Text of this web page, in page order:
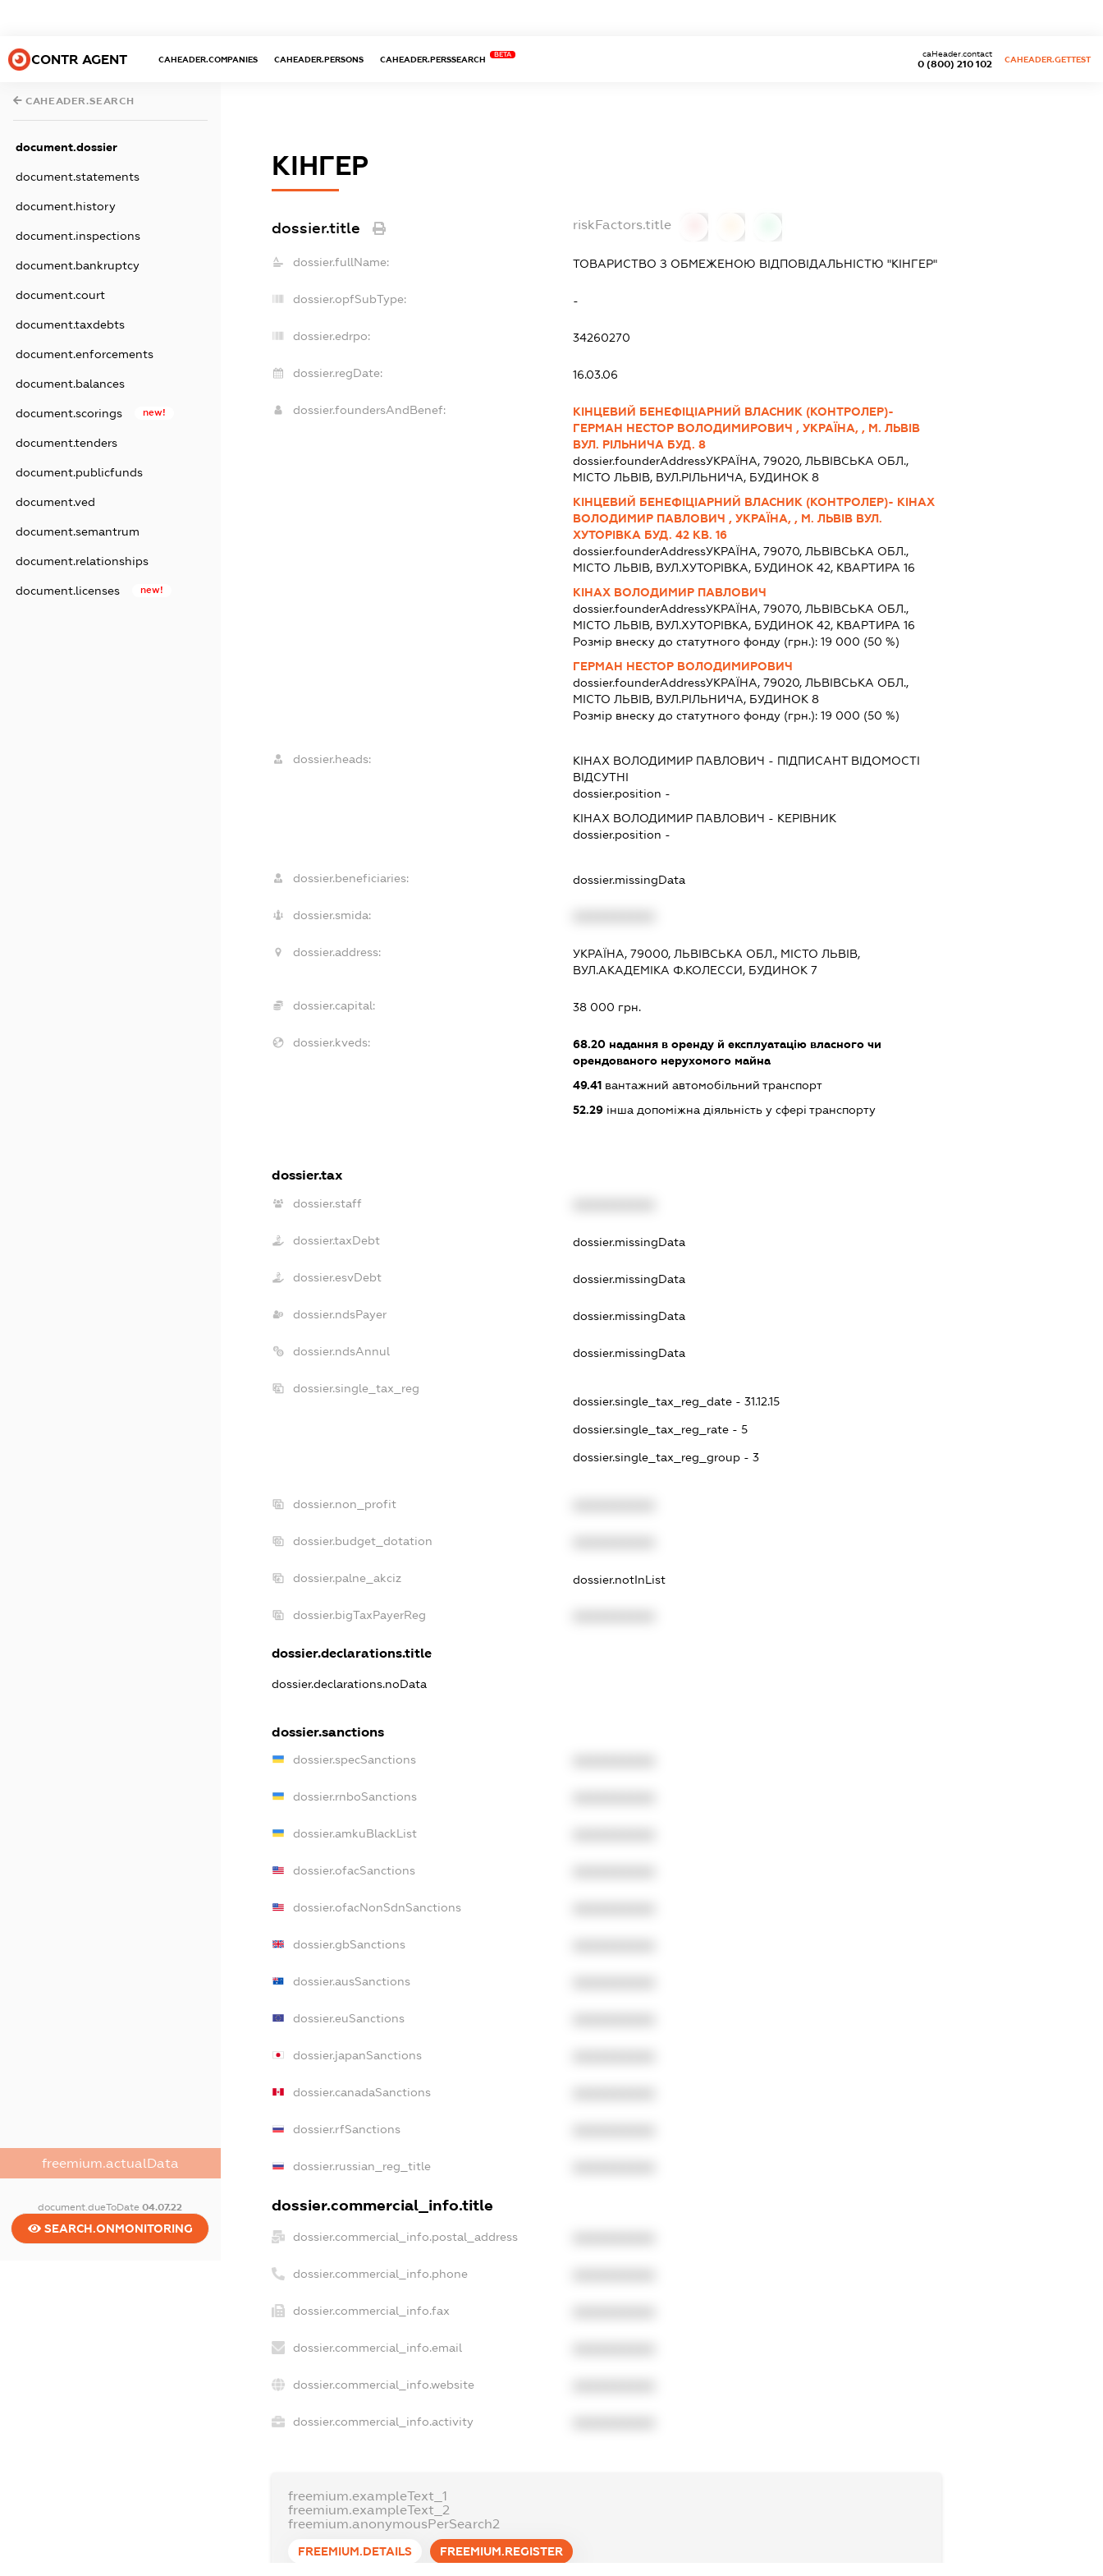
CONTR AGENT CAHEADER.COMPANIES CAHEADER.PERSONS CAHEADER.PERSSEARCH
BETA
0 (800) 210 102
caHeader.contact
CAHEADER.GETTEST
CAHEADER.SEARCH
document.dossier
document.statements
document.history
document.inspections
document.bankruptcy
document.court
document.taxdebts
document.enforcements
document.balances
document.scorings new!
document.tenders
document.publicfunds
document.ved
document.semantrum
document.relationships
document.licenses new!
freemium.actualData
document.dueToDate04.07.22
SEARCH.ONMONITORING
КІНГЕР
dossier.title riskFactors.title
dossier.fullName: ТОВАРИСТВО З ОБМЕЖЕНОЮ ВІДПОВІДАЛЬНІСТЮ "КІНГЕР"
dossier.opfSubType: -
dossier.edrpo: 34260270
dossier.regDate: 16.03.06
dossier.foundersAndBenef:
КІНЦЕВИЙ БЕНЕФІЦІАРНИЙ ВЛАСНИК (КОНТРОЛЕР)-
ГЕРМАН НЕСТОР ВОЛОДИМИРОВИЧ , УКРАЇНА, , М. ЛЬВІВ
ВУЛ. РІЛЬНИЧА БУД. 8
dossier.founderAddressУКРАЇНА, 79020, ЛЬВІВСЬКА ОБЛ.,
МІСТО ЛЬВІВ, ВУЛ.РІЛЬНИЧА, БУДИНОК 8
КІНЦЕВИЙ БЕНЕФІЦІАРНИЙ ВЛАСНИК (КОНТРОЛЕР)- КІНАХ
ВОЛОДИМИР ПАВЛОВИЧ , УКРАЇНА, , М. ЛЬВІВ ВУЛ.
ХУТОРІВКА БУД. 42 КВ. 16
dossier.founderAddressУКРАЇНА, 79070, ЛЬВІВСЬКА ОБЛ.,
МІСТО ЛЬВІВ, ВУЛ.ХУТОРІВКА, БУДИНОК 42, КВАРТИРА 16
КІНАХ ВОЛОДИМИР ПАВЛОВИЧ
dossier.founderAddressУКРАЇНА, 79070, ЛЬВІВСЬКА ОБЛ.,
МІСТО ЛЬВІВ, ВУЛ.ХУТОРІВКА, БУДИНОК 42, КВАРТИРА 16
Розмір внеску до статутного фонду (грн.):19 000 (50 %)
ГЕРМАН НЕСТОР ВОЛОДИМИРОВИЧ
dossier.founderAddressУКРАЇНА, 79020, ЛЬВІВСЬКА ОБЛ.,
МІСТО ЛЬВІВ, ВУЛ.РІЛЬНИЧА, БУДИНОК 8
Розмір внеску до статутного фонду (грн.):19 000 (50 %)
dossier.heads: КІНАХ ВОЛОДИМИР ПАВЛОВИЧ - ПІДПИСАНТВІДОМОСТІ
ВІДСУТНІ
dossier.position -
КІНАХ ВОЛОДИМИР ПАВЛОВИЧ - КЕРІВНИК
dossier.position -
dossier.beneficiaries: dossier.missingData
dossier.smida:
dossier.address:
УКРАЇНА, 79000, ЛЬВІВСЬКА ОБЛ., МІСТО ЛЬВІВ,
ВУЛ.АКАДЕМІКА Ф.КОЛЕССИ, БУДИНОК 7
dossier.capital: 38 000 грн.
dossier.kveds: 68.20 надання в оренду й експлуатацію власного чи
орендованого нерухомого майна
49.41 вантажний автомобільний транспорт
52.29 інша допоміжна діяльність у сфері транспорту
dossier.tax
dossier.staff
dossier.taxDebt dossier.missingData
dossier.esvDebt dossier.missingData
dossier.ndsPayer dossier.missingData
dossier.ndsAnnul dossier.missingData
dossier.single_tax_reg
dossier.single_tax_reg_date - 31.12.15
dossier.single_tax_reg_rate - 5
dossier.single_tax_reg_group - 3
dossier.non_profit
dossier.budget_dotation
dossier.palne_akciz dossier.notInList
dossier.bigTaxPayerReg
dossier.declarations.title
dossier.declarations.noData
dossier.sanctions
dossier.specSanctions
dossier.rnboSanctions
dossier.amkuBlackList
dossier.ofacSanctions
dossier.ofacNonSdnSanctions
dossier.gbSanctions
dossier.ausSanctions
dossier.euSanctions
dossier.japanSanctions
dossier.canadaSanctions
dossier.rfSanctions
dossier.russian_reg_title
dossier.commercial_info.title
dossier.commercial_info.postal_address
dossier.commercial_info.phone
dossier.commercial_info.fax
dossier.commercial_info.email
dossier.commercial_info.website
dossier.commercial_info.activity
freemium.exampleText_1
freemium.exampleText_2
freemium.anonymousPerSearch2
FREEMIUM.DETAILS FREEMIUM.REGISTER